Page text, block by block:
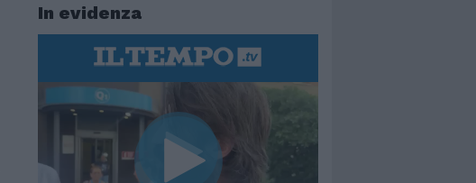
In evidenza